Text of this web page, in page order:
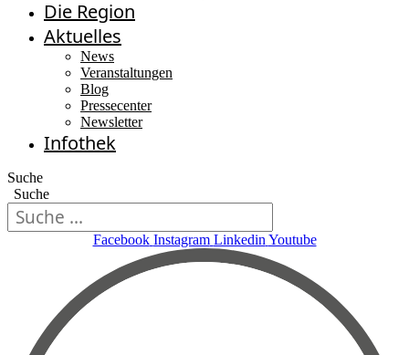
Die Region
Aktuelles
News
Veranstaltungen
Blog
Pressecenter
Newsletter
Infothek
Suche
Suche
Facebook Instagram Linkedin Youtube